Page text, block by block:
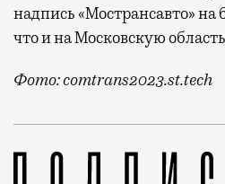
надпись «Мострансавто» на
что и на Московскую
Фото: comtrans2023.st.tech
Разработчики обещают, что